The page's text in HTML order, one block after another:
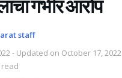
गंभीर आरोप
staff
- Updated on October 17, 2022
read